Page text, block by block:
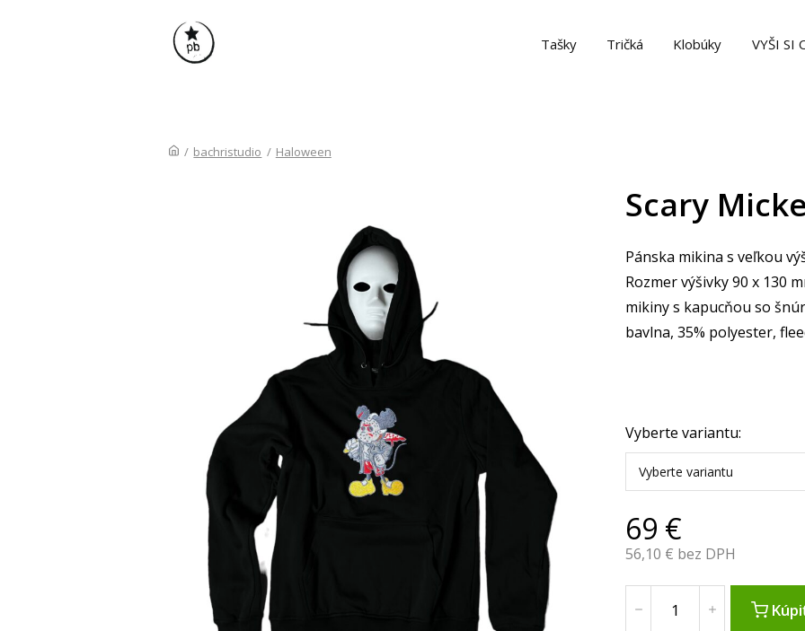
Tašky Tričká Klobúky VYŠI SI
/ bachristudio / Haloween
Scary
Pánska mikina s veľkou
Rozmer výšivky 90 x 130
mikiny s kapucňou so
bavlna, 35% polyester,
Vyberte variantu:
Vyberte variantu
69 €
56,10 € bez DPH